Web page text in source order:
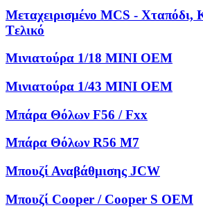
Μεταχειρισμένο MCS - Χταπόδι,
Tελικό
Μινιατούρα 1/18 MINI OEM
Μινιατούρα 1/43 MINI OEM
Μπάρα Θόλων F56 / Fxx
Μπάρα Θόλων R56 M7
Μπουζί Αναβάθμισης JCW
Μπουζί Cooper / Cooper S OEM